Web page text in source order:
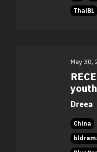
ThaiBL
May 30,
Dreea
China